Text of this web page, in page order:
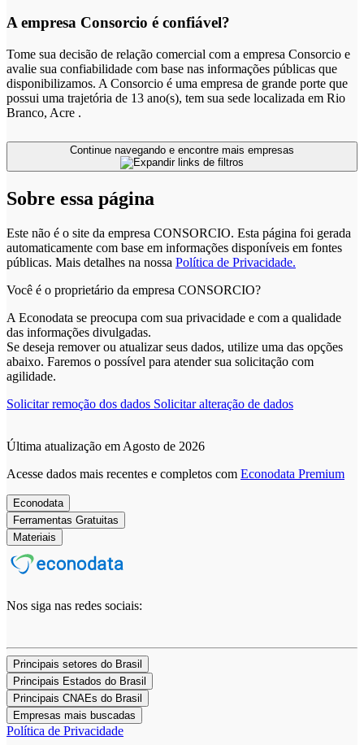
A empresa Consorcio é confiável?
Tome sua decisão de relação comercial com a empresa Consorcio e
avalie sua confiabilidade com base nas informações públicas que
disponibilizamos. A Consorcio é uma empresa de grande porte que
possui uma trajetória de 13 ano(s), tem sua sede localizada em Rio
Branco, Acre .
Sobre essa página
Este não é o site da empresa CONSORCIO. Esta página foi gerada
automaticamente com base em informações disponíveis em fontes
públicas. Mais detalhes na nossa Política de Privacidade.
Você é o proprietário da empresa CONSORCIO?
A Econodata se preocupa com sua privacidade e com a qualidade
das informações divulgadas.
Se deseja remover ou atualizar seus dados, utilize uma das opções
abaixo. Faremos o possível para atender sua solicitação com
agilidade.
Solicitar remoção dos dados Solicitar alteração de dados
Última atualização em Agosto de 2026
Acesse dados mais recentes e completos com Econodata Premium
Econodata
Ferramentas Gratuitas
Materiais
Nos siga nas redes sociais:
Principais setores do Brasil
Principais Estados do Brasil
Principais CNAEs do Brasil
Empresas mais buscadas
Política de Privacidade